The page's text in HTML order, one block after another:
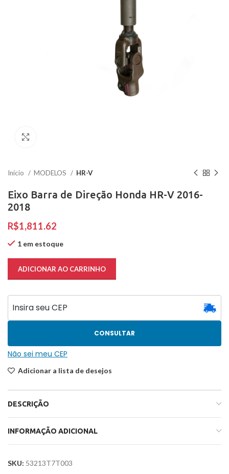
Início MODELOS HR-V
Eixo Barra de Direção Honda HR-V 2016-
2018
R$
1 em estoque
ADICIONAR AO CARRINHO
CONSULTAR
Não sei meu CEP
Adicionar a lista de desejos
DESCRIÇÃO
INFORMAÇÃO ADICIONAL
SKU: 53213T7T003